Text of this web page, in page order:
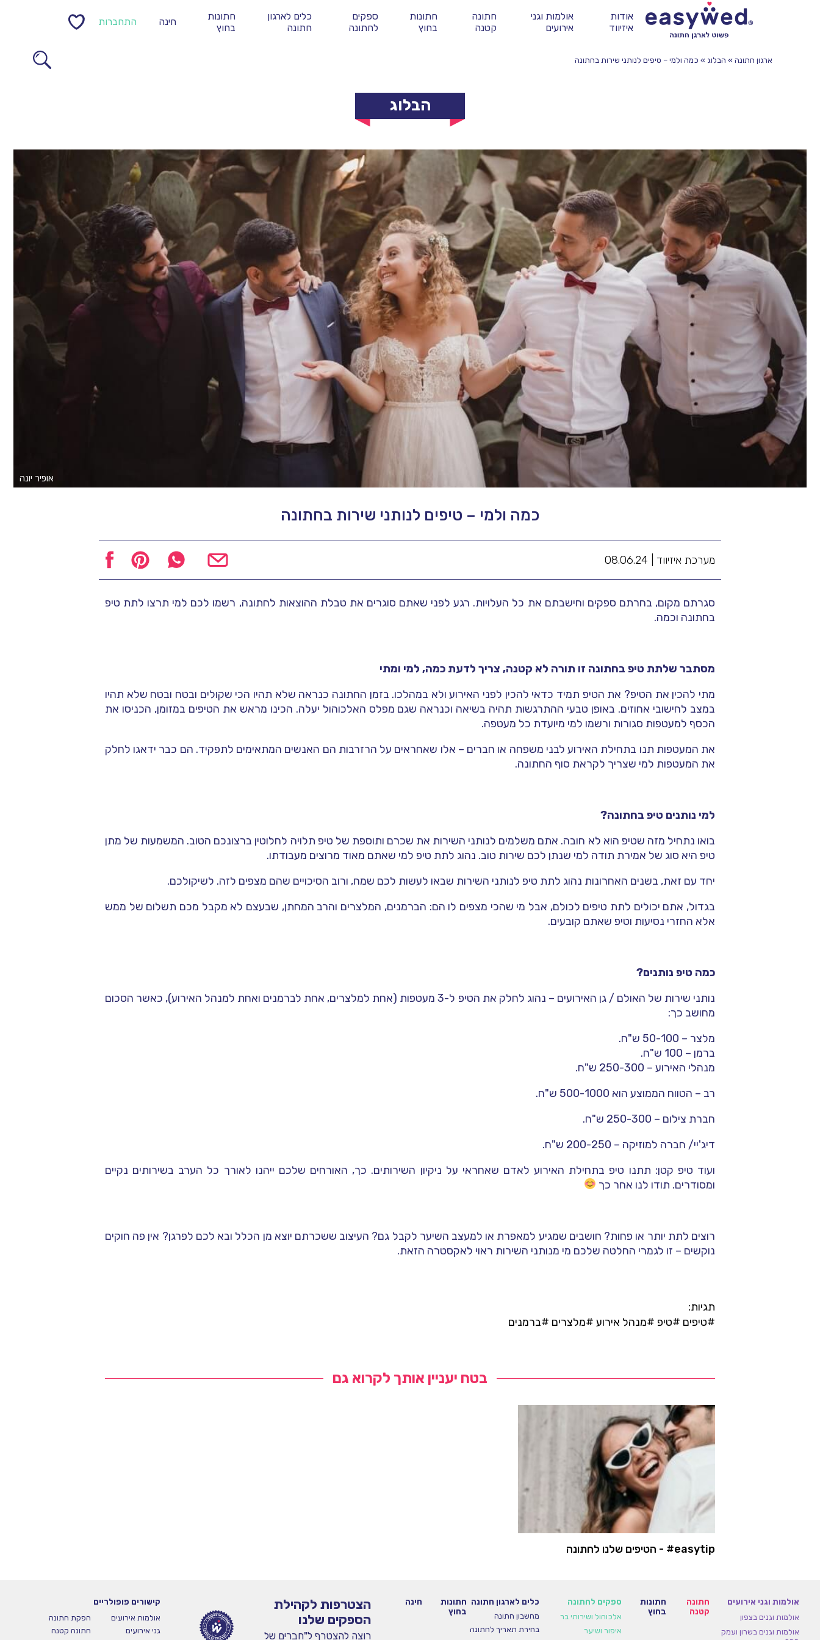
אודות
איזיווד
אולמות וגני
אירועים
חתונה
קטנה
חתונות
בחוץ
ספקים
לחתונה
כלים לארגון
חתונה
חתונות
בחוץ
חינה התחברות
ארגון חתונה » הבלוג » כמה ולמי – טיפים לנותני שירות בחתונה
הבלוג
אופיר יונה
כמה ולמי – טיפים לנותני שירות בחתונה
מערכת איזיווד | 08.06.24
סגרתם מקום, בחרתם ספקים וחישבתם את כל העלויות. רגע לפני שאתם סוגרים את טבלת ההוצאות לחתונה, רשמו לכם למי תרצו לתת טיפ
בחתונה וכמה.
מסתבר שלתת טיפ בחתונה זו תורה לא קטנה, צריך לדעת כמה, למי ומתי
מתי להכין את הטיפ? את הטיפ תמיד כדאי להכין לפני האירוע ולא במהלכו. בזמן החתונה כנראה שלא תהיו הכי שקולים ובטח ובטח שלא תהיו
במצב לחישובי אחוזים. באופן טבעי ההתרגשות תהיה בשיאה וכנראה שגם מפלס האלכוהול יעלה. הכינו מראש את הטיפים במזומן, הכניסו את
הכסף למעטפות סגורות ורשמו למי מיועדת כל מעטפה.
את המעטפות תנו בתחילת האירוע לבני משפחה או חברים – אלו שאחראים על הרזרבות הם האנשים המתאימים לתפקיד. הם כבר ידאגו לחלק
את המעטפות למי שצריך לקראת סוף החתונה.
למי נותנים טיפ בחתונה?
בואו נתחיל מזה שטיפ הוא לא חובה. אתם משלמים לנותני השירות את שכרם ותוספת של טיפ תלויה לחלוטין ברצונכם הטוב. המשמעות של מתן
טיפ היא סוג של אמירת תודה למי שנתן לכם שירות טוב. נהוג לתת טיפ למי שאתם מאוד מרוצים מעבודתו.
יחד עם זאת, בשנים האחרונות נהוג לתת טיפ לנותני השירות שבאו לעשות לכם שמח, ורוב הסיכויים שהם מצפים לזה. לשיקולכם.
בגדול, אתם יכולים לתת טיפים לכולם, אבל מי שהכי מצפים לו הם: הברמנים, המלצרים והרב המחתן, שבעצם לא מקבל מכם תשלום של ממש
אלא החזרי נסיעות וטיפ שאתם קובעים.
כמה טיפ נותנים?
נותני שירות של האולם / גן האירועים – נהוג לחלק את הטיפ ל-3 מעטפות (אחת למלצרים, אחת לברמנים ואחת למנהל האירוע), כאשר הסכום
מחושב כך:
מלצר – 50-100 ש"ח.
ברמן – 100 ש"ח.
מנהלי האירוע – 250-300 ש"ח.
רב – הטווח הממוצע הוא 500-1000 ש"ח.
חברת צילום – 250-300 ש"ח.
דיג'יי/ חברה למוזיקה – 200-250 ש"ח.
ועוד טיפ קטן: תתנו טיפ בתחילת האירוע לאדם שאחראי על ניקיון השירותים. כך, האורחים שלכם ייהנו לאורך כל הערב בשירותים נקיים
ומסודרים. תודו לנו אחר כך
רוצים לתת יותר או פחות? חושבים שמגיע למאפרת או למעצב השיער לקבל גם? העיצוב ששכרתם יוצא מן הכלל ובא לכם לפרגן? אין פה חוקים
נוקשים – זו לגמרי החלטה שלכם מי מנותני השירות ראוי לאקסטרה הזאת.
תגיות:
#טיפים #טיפ #מנהל אירוע #מלצרים #ברמנים
בטח יעניין אותך לקרוא גם
easytip# - הטיפים שלנו לחתונה
אולמות וגני אירועים
אולמות וגנים בצפון
אולמות וגנים בשרון ועמק
חתונה
קטנה
חתונות
בחוץ
ספקים לחתונה
אלכוהול ושירותי בר
איפור ושיער
כלים לארגון חתונה
מחשבון חתונה
בחירת תאריך לחתונה
חתונות
בחוץ
חינה
הצטרפות לקהילת
הספקים שלנו
רוצה להצטרף ל"חברים של
קישורים פופולריים
אולמות אירועים
גני אירועים
הפקת חתונה
חתונה קטנה
מוזמנים להתייעץ ולקבוע פגישה עם מארגני